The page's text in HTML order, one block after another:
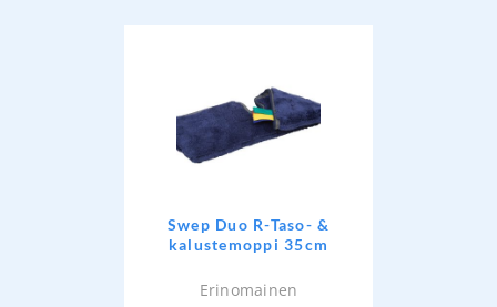
Swep Duo R-Taso- &
kalustemoppi 35cm
Erinomainen